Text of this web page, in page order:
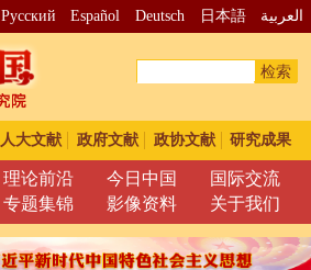
Pусский Español Deutsch 日本語 العربية
检索
人大文献 政府文献 政协文献 研究成果
理论前沿 今日中国
国际交流
专题集锦 影像资料 关于我们